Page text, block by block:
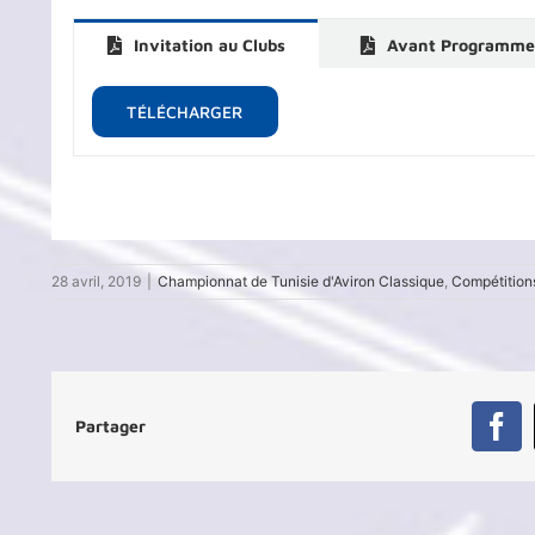
Invitation au Clubs Avant Programme
TÉLÉCHARGER
28 avril, 2019 Championnat de Tunisie d'Aviron Classique,
Partager